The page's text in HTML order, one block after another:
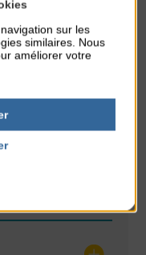
sur les
similaires. Nous
améliorer votre